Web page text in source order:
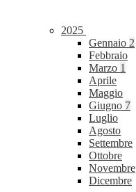
2025
Gennaio 2
Febbraio
Marzo 1
Aprile
Maggio
Giugno 7
Luglio
Agosto
Settembre
Ottobre
Novembre
Dicembre